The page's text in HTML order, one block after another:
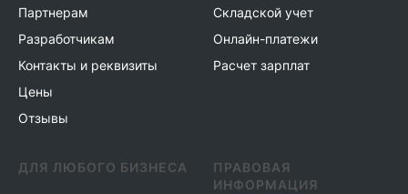
Партнерам
Разработчикам
Контакты и реквизиты
Цены
Отзывы
Складской учет
Онлайн-платежи
Расчет зарплат
ДЛЯ ЛЮБОГО БИЗНЕСА
ПРАВОВАЯ
ИНФОРМАЦИЯ